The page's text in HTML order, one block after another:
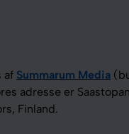
af Summarum Media
adresse er
Finland.